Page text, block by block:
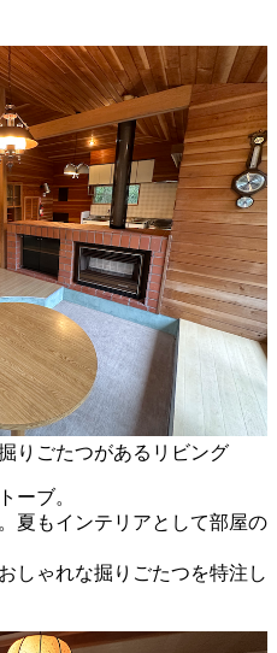
りごたつがあるリビング
ーブ。
夏もインテリアとして部屋の
しゃれな掘りごたつを特注し